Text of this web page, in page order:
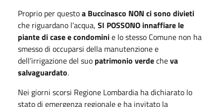
Proprio per questoa Buccinasco NON ci sono divieti
che riguardano l’acqua, SI POSSONO innaffiare le
piante di case e condominie lo stesso Comune non ha
smesso di occuparsi della manutenzione e
dell’irrigazione del suo patrimonio verdecheva
salvaguardato.
Nei giorni scorsi Regione Lombardia ha dichiarato lo
stato di emergenza regionale e ha invitato la